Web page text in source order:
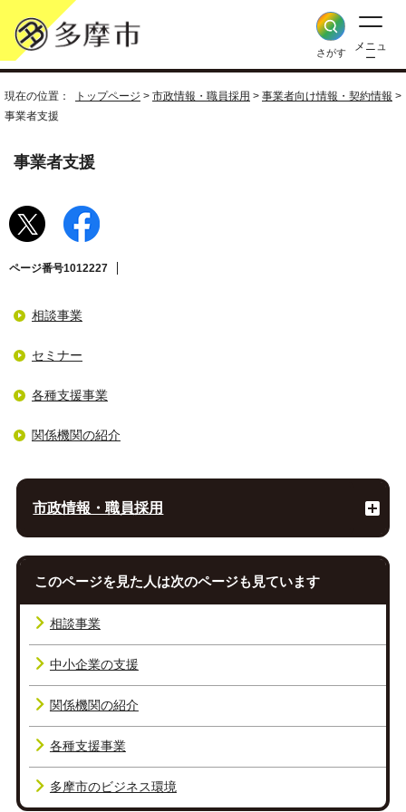
さがす
メニュ
ー
現在の位置： トップページ > 市政情報・職員採用 > 事業者向け情報・契約情報 >
事業者支援
事業者支援
ページ番号1012227
相談事業
セミナー
各種支援事業
関係機関の紹介
市政情報・職員採用
このページを見た人は次のページも見ています
相談事業
中小企業の支援
関係機関の紹介
各種支援事業
多摩市のビジネス環境